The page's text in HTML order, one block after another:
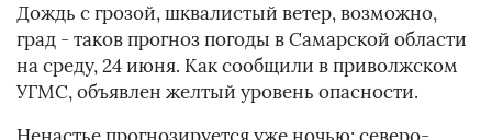
Дождь с грозой, шквалистый ветер, возможно,
град - таков прогноз погоды в Самарской области
на среду, 24 июня. Как сообщили в приволжском
УГМС, объявлен желтый уровень опасности.